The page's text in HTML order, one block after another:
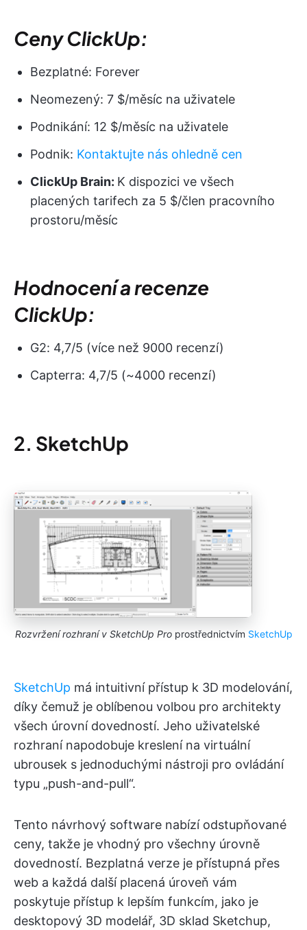
Ceny ClickUp:
Bezplatné: Forever
Neomezený: 7 $/měsíc na uživatele
Podnikání: 12 $/měsíc na uživatele
Podnik: Kontaktujte nás ohledně cen
ClickUp Brain: K dispozici ve všech
placených tarifech za 5 $/člen pracovního
prostoru/měsíc
Hodnocení a recenze
ClickUp:
G2: 4,7/5 (více než 9000 recenzí)
Capterra: 4,7/5 (~4000 recenzí)
2. SketchUp
Rozvržení rozhraní v SketchUp Proprostřednictvím SketchUp
SketchUp má intuitivní přístup k 3D modelování,
díky čemuž je oblíbenou volbou pro architekty
všech úrovní dovedností. Jeho uživatelské
rozhraní napodobuje kreslení na virtuální
ubrousek s jednoduchými nástroji pro ovládání
typu „push-and-pull“.
Tento návrhový software nabízí odstupňované
ceny, takže je vhodný pro všechny úrovně
dovedností. Bezplatná verze je přístupná přes
web a každá další placená úroveň vám
poskytuje přístup k lepším funkcím, jako je
desktopový 3D modelář, 3D sklad Sketchup,